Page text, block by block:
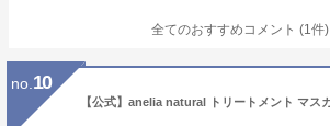
全てのおすすめコメント (1件)
no. 10